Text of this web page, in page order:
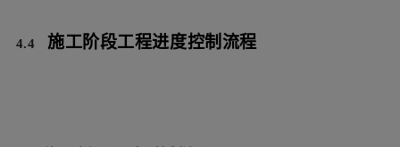
4.4 施工阶段工程进度控制流程